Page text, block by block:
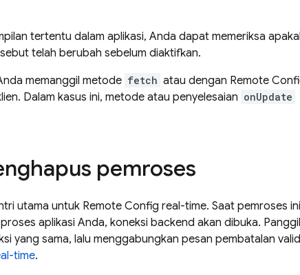
tertentu dalam aplikasi, Anda dapat memeriksa
telah berubah sebelum diaktifkan.
memanggil metode fetch atau dengan Remote
Dalam kasus ini, metode atau penyelesaian onUpdate
pemroses
utama untuk Remote Config real-time. Saat pemroses ini
aplikasi Anda, koneksi backend akan dibuka.
yang sama, lalu menggabungkan pesan pembatalan
time.